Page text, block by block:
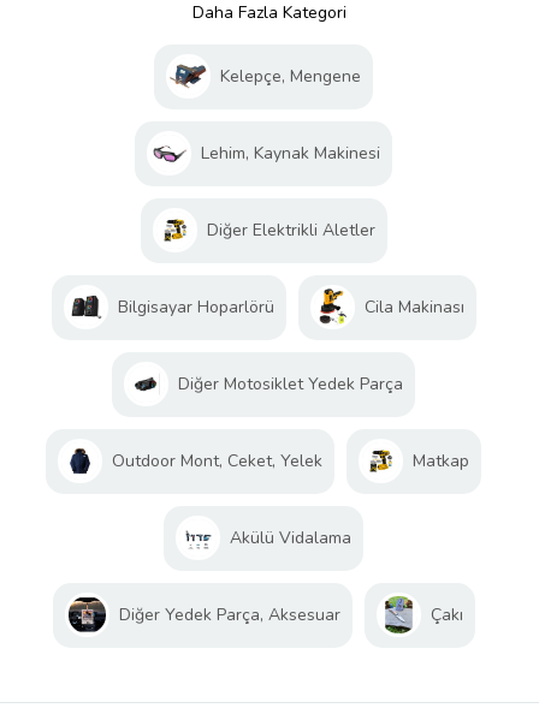
Daha Fazla Kategori
Kelepçe, Mengene
Lehim, Kaynak Makinesi
Diğer Elektrikli Aletler
Bilgisayar Hoparlörü Cila Makinası
Diğer Motosiklet Yedek Parça
Outdoor Mont, Ceket, Yelek Matkap
Akülü Vidalama
Diğer Yedek Parça, Aksesuar Çakı